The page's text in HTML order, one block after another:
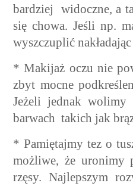
bardziej widoczne, a
się chowa. Jeśli np.
wyszczuplić
* Makijaż oczu nie
zbyt mocne
Jeżeli jednak
barwach takich jak
* Pamiętajmy tez o
możliwe, że uronimy
rzęsy. Najlepszym